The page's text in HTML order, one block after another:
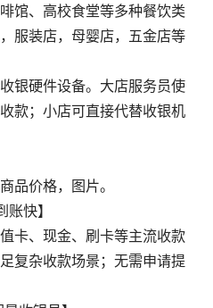
馆、高校食堂等多种餐饮类
服装店，母婴店，五金店等
银硬件设备。大店服务员使
款；小店可直接代替收银机
品价格，图片。
快】
卡、现金、刷卡等主流收款
复杂收款场景；无需申请提